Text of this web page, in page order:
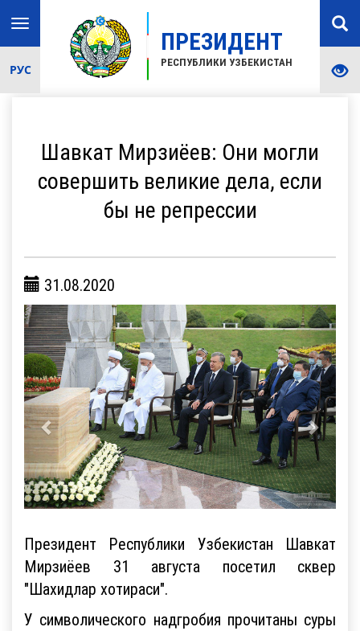
ПРЕЗИДЕНТ
РЕСПУБЛИКИ УЗБЕКИСТАН
Toggle
navigation
РУС
Шавкат Мирзиёев: Они могли
совершить великие дела, если
бы не репрессии
31.08.2020
Президент Республики Узбекистан Шавкат
Мирзиёев 31 августа посетил сквер
"Шахидлар хотираси".
У символического надгробия прочитаны суры